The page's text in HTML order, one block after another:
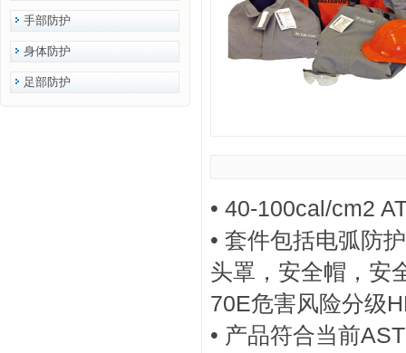
手部防护
身体防护
足部防护
• 40-100cal/cm2
• 套件包括电弧防
头罩，安全帽，安
70E危害风险分级
• 产品符合当前